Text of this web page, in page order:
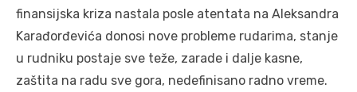
finansijska kriza nastala posle atentata na Aleksandra
Karađorđevića donosi nove probleme rudarima, stanje
u rudniku postaje sve teže, zarade i dalje kasne,
zaštita na radu sve gora, nedefinisano radno vreme.